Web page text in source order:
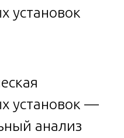
установок —
анализ